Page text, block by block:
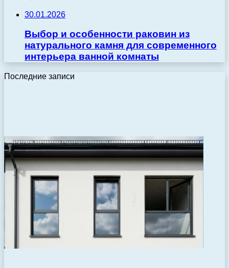
30.01.2026
Выбор и особенности раковин из
натурального камня для современного
интерьера ванной комнаты
Последние записи